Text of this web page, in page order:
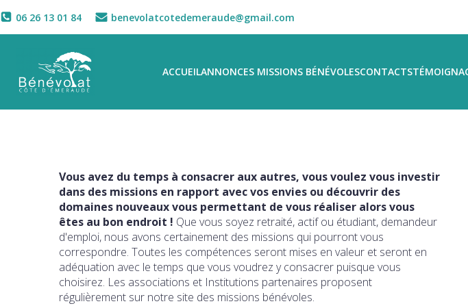
06 26 13 01 84 benevolatcotedemeraude@gmail.com
ACCUEILANNONCES MISSIONS BÉNÉVOLESCONTACTS
Vous avez du temps à consacrer aux autres, vous voulez vous investir
dans des missions en rapport avec vos envies ou découvrir des
domaines nouveaux vous permettant de vous réaliser alors vous
êtes au bon endroit ! Que vous soyez retraité, actif ou étudiant, demandeur
d'emploi, nous avons certainement des missions qui pourront vous
correspondre. Toutes les compétences seront mises en valeur et seront en
adéquation avec le temps que vous voudrez y consacrer puisque vous
choisirez. Les associations et Institutions partenaires proposent
régulièrement sur notre site des missions bénévoles.